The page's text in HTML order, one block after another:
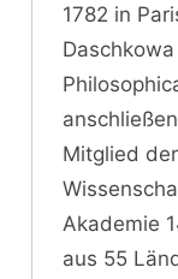
1782 in
Mitglied
Akademie
aus 55